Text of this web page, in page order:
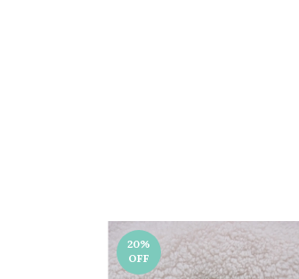
20%
OFF